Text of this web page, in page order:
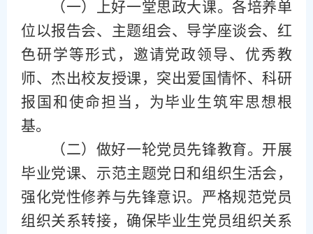
（一）
上好一堂思政大课。各培养单
位以报告会、主题组会、导学座谈会、红
色研学等形式，邀请党政领导、优秀教
师、杰出校友授课，突出爱国情怀、科研
报国和使命担当，为毕业生筑牢思想根
基。
（二） 做好一轮党员先锋教育。开展
毕业党课、示范主题党日和组织生活会，
强化党性修养与先锋意识。严格规范党员
组织关系转接，确保毕业生党员组织关系